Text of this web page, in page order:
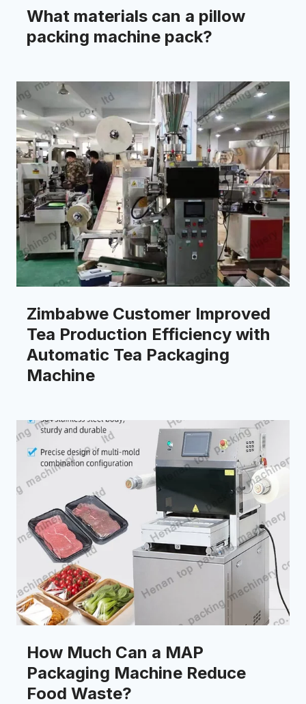
What materials can a pillow
packing machine pack?
Zimbabwe Customer Improved
Tea Production Efficiency with
Automatic Tea Packaging
Machine
How Much Can a MAP
Packaging Machine Reduce
Food Waste?